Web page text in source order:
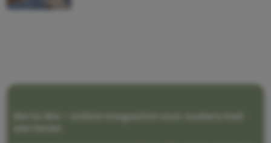
Me to We – online magazine voor ouders met